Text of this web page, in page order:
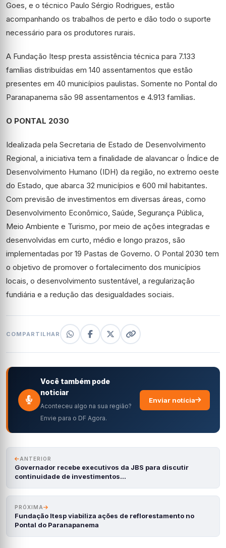
Goes, e o técnico Paulo Sérgio Rodrigues, estão
acompanhando os trabalhos de perto e dão todo o suporte
necessário para os produtores rurais.
A Fundação Itesp presta assistência técnica para 7.133
famílias distribuídas em 140 assentamentos que estão
presentes em 40 municípios paulistas. Somente no Pontal do
Paranapanema são 98 assentamentos e 4.913 famílias.
O PONTAL 2030
Idealizada pela Secretaria de Estado de Desenvolvimento
Regional, a iniciativa tem a finalidade de alavancar o Índice de
Desenvolvimento Humano (IDH) da região, no extremo oeste
do Estado, que abarca 32 municípios e 600 mil habitantes.
Com previsão de investimentos em diversas áreas, como
Desenvolvimento Econômico, Saúde, Segurança Pública,
Meio Ambiente e Turismo, por meio de ações integradas e
desenvolvidas em curto, médio e longo prazos, são
implementadas por 19 Pastas de Governo. O Pontal 2030 tem
o objetivo de promover o fortalecimento dos municípios
locais, o desenvolvimento sustentável, a regularização
fundiária e a redução das desigualdades sociais.
COMPARTILHAR
Você também pode
noticiar
Aconteceu algo na sua região?
Envie para o DF Agora.
Enviar notícia
ANTERIOR
Governador recebe executivos da JBS para discutir
continuidade de investimentos…
PRÓXIMA
Fundação Itesp viabiliza ações de reflorestamento no
Pontal do Paranapanema